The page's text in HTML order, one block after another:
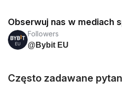
Obserwuj nas w mediach
Followers
@Bybit EU
Często zadawane